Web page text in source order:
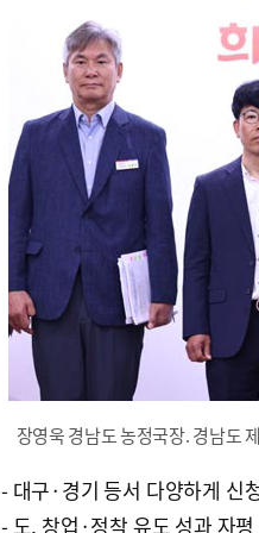
장영욱 경남도 농정국장. 경남도
- 대구·경기 등서 다양하게 신
- 도, 창업·정착 유도 성과 자평